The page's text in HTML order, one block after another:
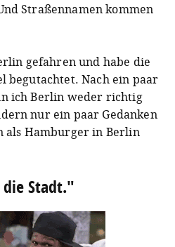
Straßennamen kommen
gefahren und habe die
begutachtet. Nach ein paar
ich Berlin weder richtig
nur ein paar Gedanken
als Hamburger in Berlin
Stadt."